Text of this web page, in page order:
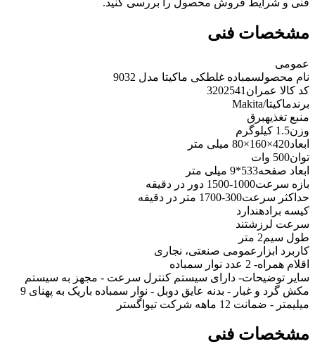
مشخصات فنی
عمومی
نام محصولسمباده غلطکی ماکیتا مدل 9032
کد کالا عمران 3202541
برندماکیتا/Makita
منبع تغذیهبرق
وزن1.5 کیلوگرم
ابعاد420×160×80 میلی متر
توان500 وات
ابعاد صفحه533*9 میلی متر
بازه سرعت1000-1500 دور در دقیقه
حداکثر سرعت300-1700 متر در دقیقه
کیسه برادهندارد
سرعت لرزشتند
طول سیم2 متر
کاربرد ابزار عمومی صنعتی، نجاری
اقلام همراه- 2 عدد نوار سمباده
سایر توضیحات- دارای سیستم کنترل سرعت - مجهز به سیستم
مکش گرد و غبار - بدنه عایق دوبل - نوار سمباده باریک به پهنای 9
میلیمتر - ضمانت 12 ماهه شرکت تیواگستر
مشخصات فنی